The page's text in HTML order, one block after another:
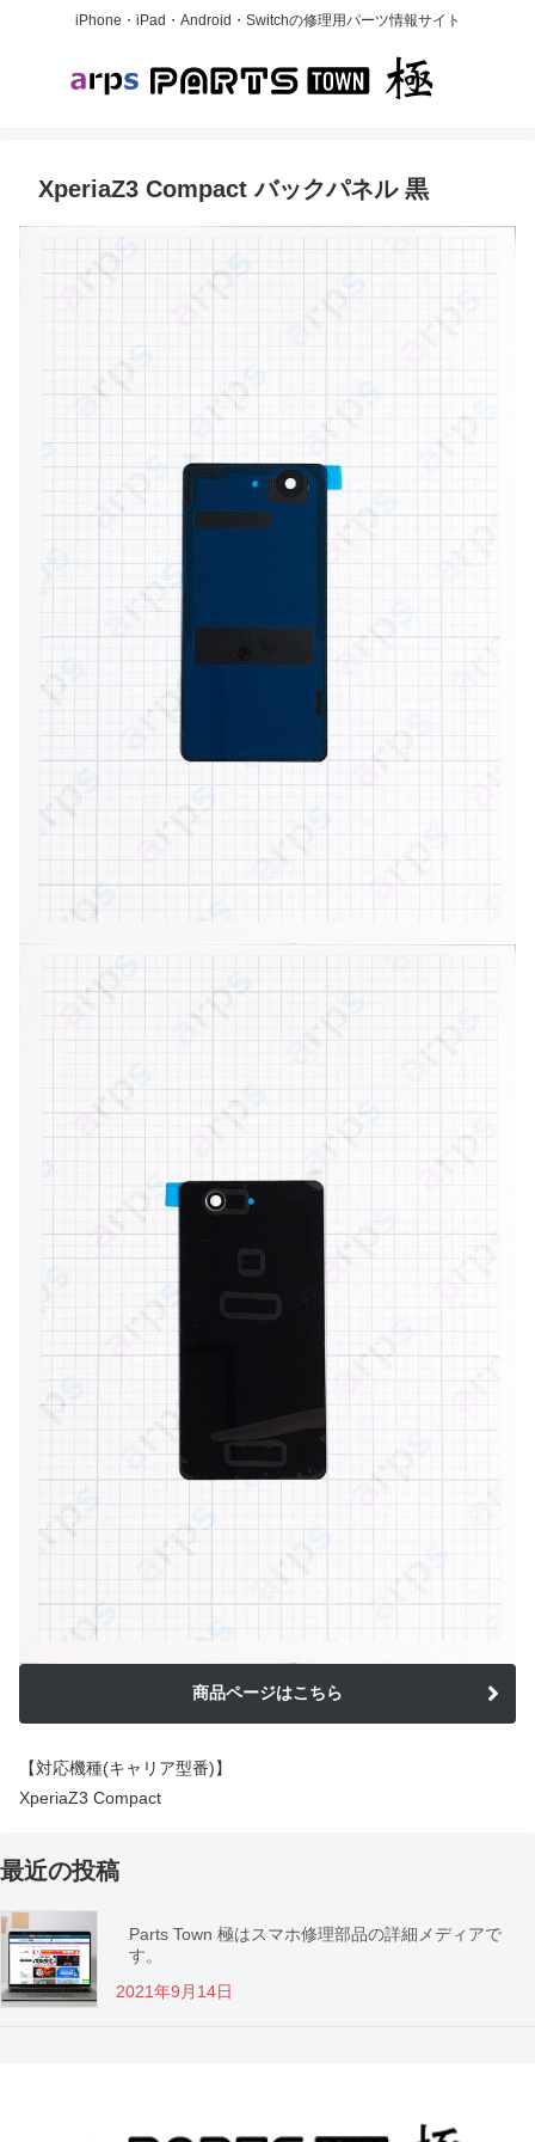
iPhone・iPad・Android・Switchの修理用パーツ情報サイト
XperiaZ3 Compact バックパネル 黒
商品ページはこちら
【対応機種(キャリア型番)】
XperiaZ3 Compact
最近の投稿
Parts Town 極はスマホ修理部品の詳細メディアで
す。
2021年9月14日